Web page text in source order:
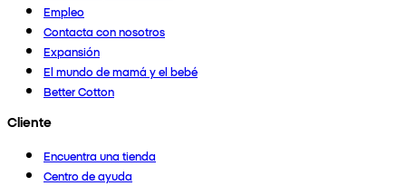
Empleo
Contacta con nosotros
Expansión
El mundo de mamá y el bebé
Better Cotton
Cliente
Encuentra una tienda
Centro de ayuda